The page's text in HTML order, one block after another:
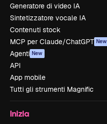
Generatore di video IA
Sintetizzatore vocale IA
Contenuti stock
MCP per Claude/ChatGPT New
Agenti New
API
App mobile
Tutti gli strumenti Magnific
Inizia